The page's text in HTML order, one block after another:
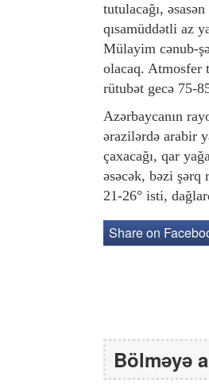
tutulacağı,
qısamüddətli az
Mülayim cənub-
olacaq. Atmosfer
rütubət gecə 75-
Azərbaycanın
ərazilərdə arabir
çaxacağı, qar
əsəcək, bəzi şərq
21-26° isti,
Share on
Bölməyə